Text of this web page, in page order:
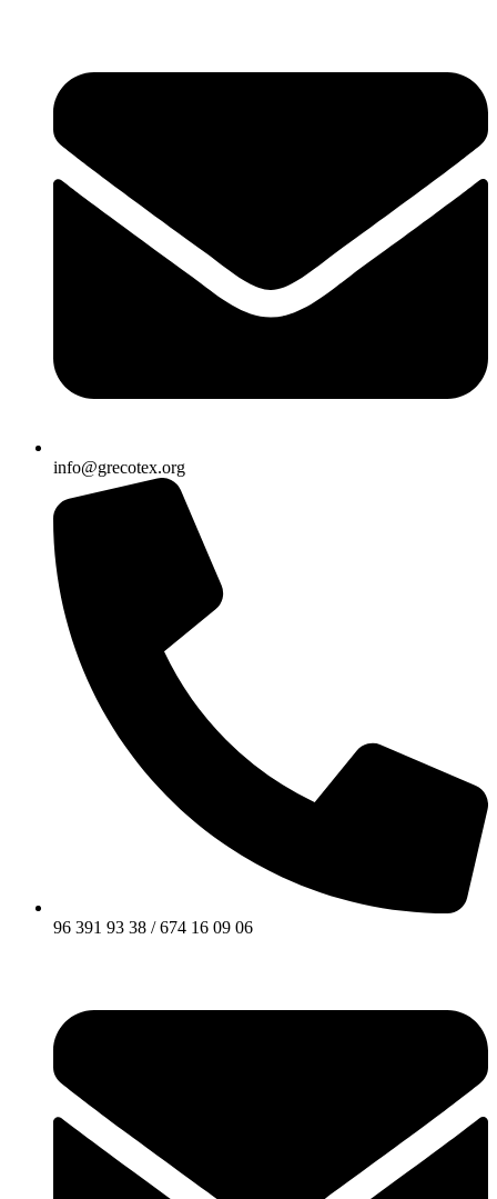
info@grecotex.org
96 391 93 38 / 674 16 09 06